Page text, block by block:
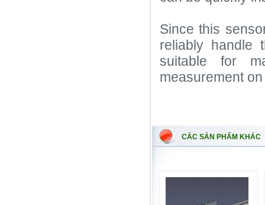
Since this
reliably handle
suitable for
measurement
CÁC SẢN PHẨM KHÁC